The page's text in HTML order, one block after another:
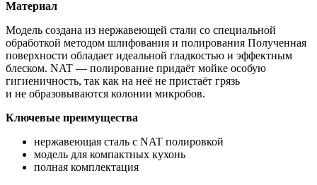
Материал
Модель создана из нержавеющей стали со специальной
обработкой методом шлифования и полирования Полученная
поверхности обладает идеальной гладкостью и эффектным
блеском. NAT — полирование придаёт мойке особую
гигиеничность, так как на неё не пристаёт грязь
и не образовываются колонии микробов.
Ключевые преимущества
нержавеющая сталь с NAT полировкой
модель для компактных кухонь
полная комплектация